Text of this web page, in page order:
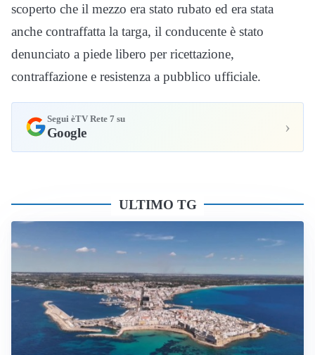
scoperto che il mezzo era stato rubato ed era stata
anche contraffatta la targa, il conducente è stato
denunciato a piede libero per ricettazione,
contraffazione e resistenza a pubblico ufficiale.
Segui èTV Rete 7 su
Google ›
ULTIMO TG